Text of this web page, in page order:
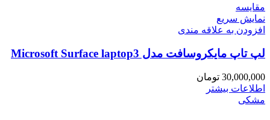
مقايسه
نمایش سریع
افزودن به علاقه مندی
لپ تاپ مایکروسافت مدل Microsoft Surface laptop3
30,000,000 تومان
اطلاعات بیشتر
مشکی